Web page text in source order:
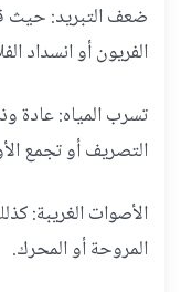
ضعف التبريد: حيث
الفريون أو انسداد
تسرب المياه: عادة
التصريف أو تجمع
الأصوات الغريبة:
المروحة أو المحرك.